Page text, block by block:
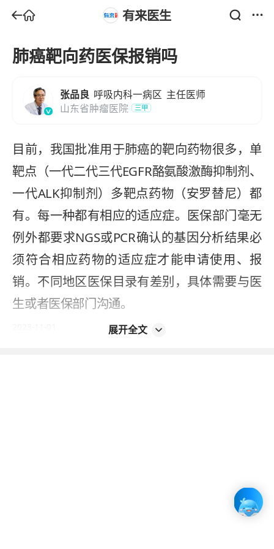
有来医生
肺癌靶向药医保报销吗
张品良 呼吸内科一病区 主任医师
山东省肿瘤医院
三甲
目前，我国批准用于肺癌的靶向药物很多，单
靶点（一代二代三代EGFR酪氨酸激酶抑制剂、
一代ALK抑制剂）多靶点药物（安罗替尼）都
有。每一种都有相应的适应症。医保部门毫无
例外都要求NGS或PCR确认的基因分析结果必
须符合相应药物的适应症才能申请使用、报
销。不同地区医保目录有差别，具体需要与医
生或者医保部门沟通。
展开全文